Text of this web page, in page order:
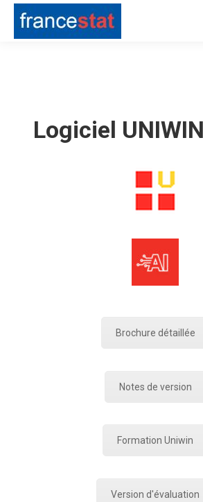
Logiciel
Brochure détaillée
Notes de version
Formation Uniwin
Version d'évaluation